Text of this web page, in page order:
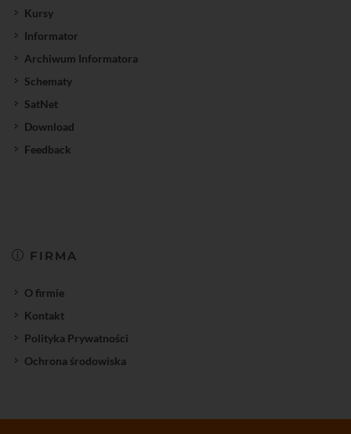
Kursy
Informator
Archiwum Informatora
Schematy
SatNet
Download
Feedback
FIRMA
O firmie
Kontakt
Polityka Prywatności
Ochrona środowiska